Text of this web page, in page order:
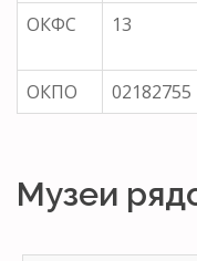
ОКФС
13
ОКПО
02182755
Музеи